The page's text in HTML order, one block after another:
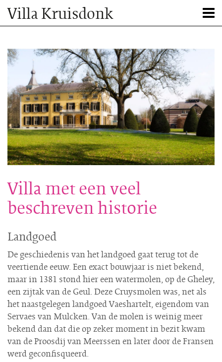
Villa Kruisdonk
Villa met een veel
beschreven historie
Landgoed
De geschiedenis van het landgoed gaat terug tot de
veertiende eeuw. Een exact bouwjaar is niet bekend,
maar in 1381 stond hier een watermolen, op de Gheley,
een zijtak van de Geul. Deze Cruysmolen was, net als
het naastgelegen landgoed Vaeshartelt, eigendom van
Servaes van Mulcken. Van de molen is weinig meer
bekend dan dat die op zeker moment in bezit kwam
van de Proosdij van Meerssen en later door de Fransen
werd geconfisqueerd.